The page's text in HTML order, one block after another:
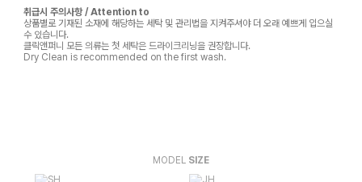
취급시 주의사항 / Attention to
상품별로 기재된 소재에 해당하는 세탁 및 관리법을 지켜주셔야 더 오래 예쁘게 입으실
수 있습니다.
클릭앤퍼니 모든 의류는 첫 세탁은 드라이크리닝을 권장합니다.
Dry Clean is recommended on the first wash.
MODEL SIZE